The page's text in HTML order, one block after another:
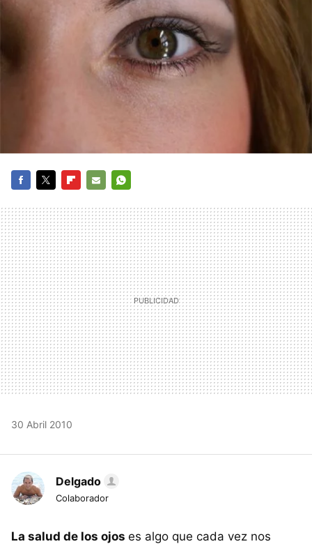
MAIL
30 Abril 2010
Delgado
Colaborador
La salud de los ojos es algo que cada vez nos